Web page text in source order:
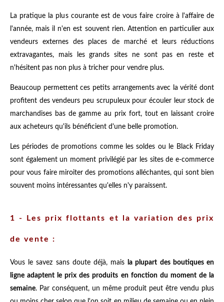
La pratique la plus courante est de vous faire croire à l'affaire de
l'année, mais il n'en est souvent rien. Attention en particulier aux
vendeurs externes des places de marché et leurs réductions
extravagantes, mais les grands sites ne sont pas en reste et
n'hésitent pas non plus à tricher pour vendre plus.
Beaucoup permettent ces petits arrangements avec la vérité dont
profitent des vendeurs peu scrupuleux pour écouler leur stock de
marchandises bas de gamme au prix fort, tout en laissant croire
aux acheteurs qu'ils bénéficient d'une belle promotion.
Les périodes de promotions comme les soldes ou le Black Friday
sont également un moment privilégié par les sites de e-commerce
pour vous faire miroiter des promotions alléchantes, qui sont bien
souvent moins intéressantes qu'elles n'y paraissent.
1 - Les prix flottants et la variation des prix
de vente :
Vous le savez sans doute déjà, mais
la plupart des boutiques en
ligne adaptent le prix des produits en fonction du moment de la
semaine. Par conséquent, un même produit peut être vendu plus